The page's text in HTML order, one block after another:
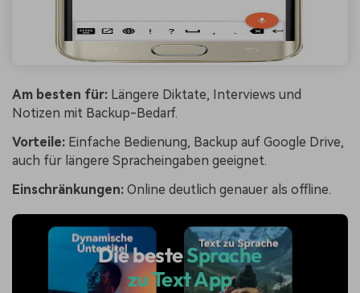
Am besten für: Längere Diktate, Interviews und
Notizen mit Backup-Bedarf.
Vorteile: Einfache Bedienung, Backup auf Google Drive,
auch für längere Spracheingaben geeignet.
Einschränkungen: Online deutlich genauer als offline.
Die besteSprache
zu Text App